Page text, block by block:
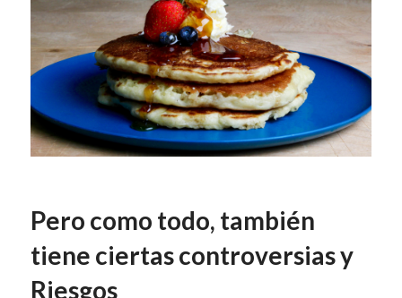
Pero como todo, también
tiene ciertas controversias y
Riesgos